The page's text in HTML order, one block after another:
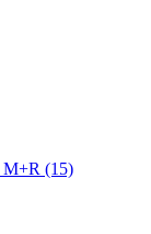
(15)